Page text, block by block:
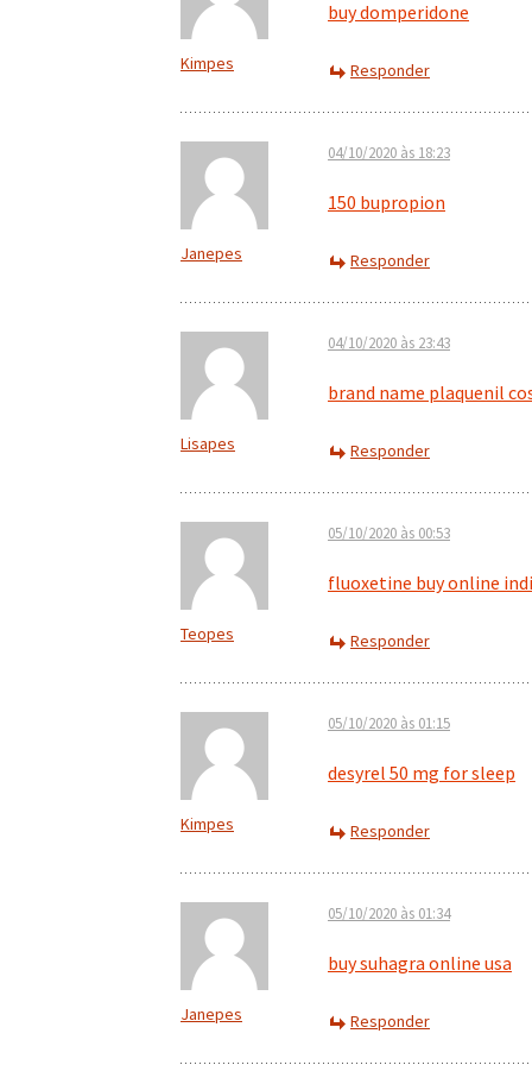
Kimpes
buy domperidone
Responder
Janepes
04/10/2020 às 18:23
150 bupropion
Responder
Lisapes
04/10/2020 às 23:43
brand name plaquenil
Responder
Teopes
05/10/2020 às 00:53
fluoxetine buy online
Responder
Kimpes
05/10/2020 às 01:15
desyrel 50 mg for sleep
Responder
Janepes
05/10/2020 às 01:34
buy suhagra online usa
Responder